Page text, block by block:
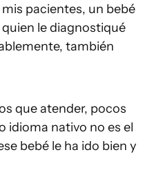
pacientes, un bebé
le diagnostiqué
también
que atender, pocos
idioma nativo no es el
bebé le ha ido bien y